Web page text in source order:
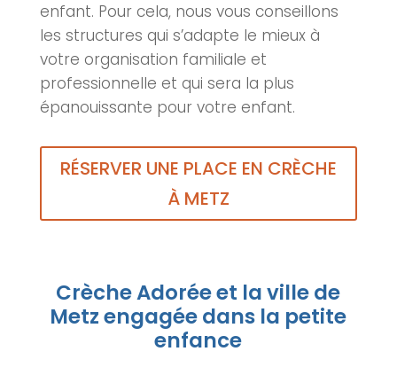
enfant. Pour cela, nous vous conseillons
les structures qui s’adapte le mieux à
votre organisation familiale et
professionnelle et qui sera la plus
épanouissante pour votre enfant.
RÉSERVER UNE PLACE EN CRÈCHE
À METZ
Crèche Adorée et la ville de
Metz engagée dans la petite
enfance